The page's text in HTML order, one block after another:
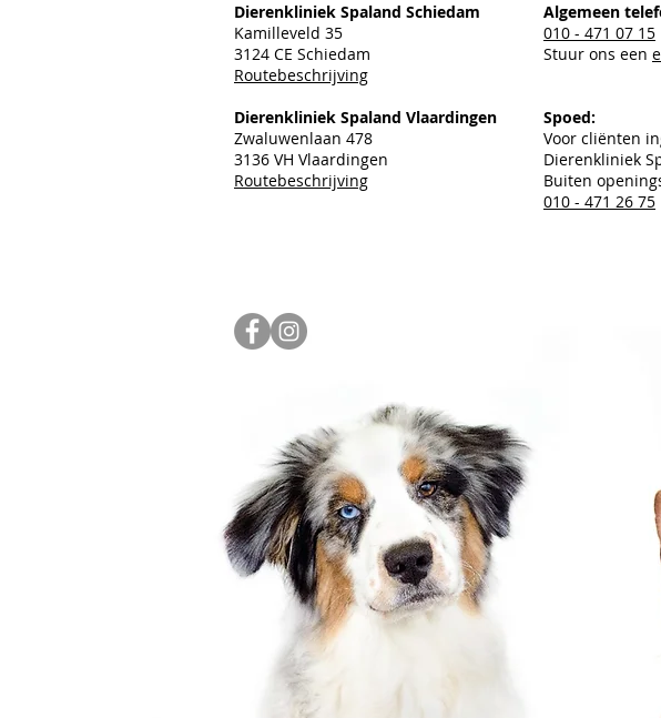
Dierenkliniek Spaland Schiedam
Kamilleveld 35
3124 CE Schiedam
Routebeschrijving
Dierenkliniek Spaland Vlaardingen
Zwaluwenlaan 478
3136 VH Vlaardingen
Routebeschrijving
Algemeen
010 - 471 07 15
Stuur ons een
Spoed:
Voor cliënten
Dierenkliniek
Buiten
010 - 471 26 75